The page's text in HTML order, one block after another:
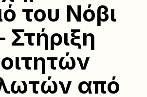
του Νόβι
Στήριξη
από